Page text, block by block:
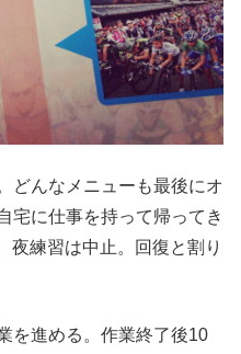
どんなメニューも最後にオ
宅に仕事を持って帰ってき
夜練習は中止。回復と割り
を進める。作業終了後10